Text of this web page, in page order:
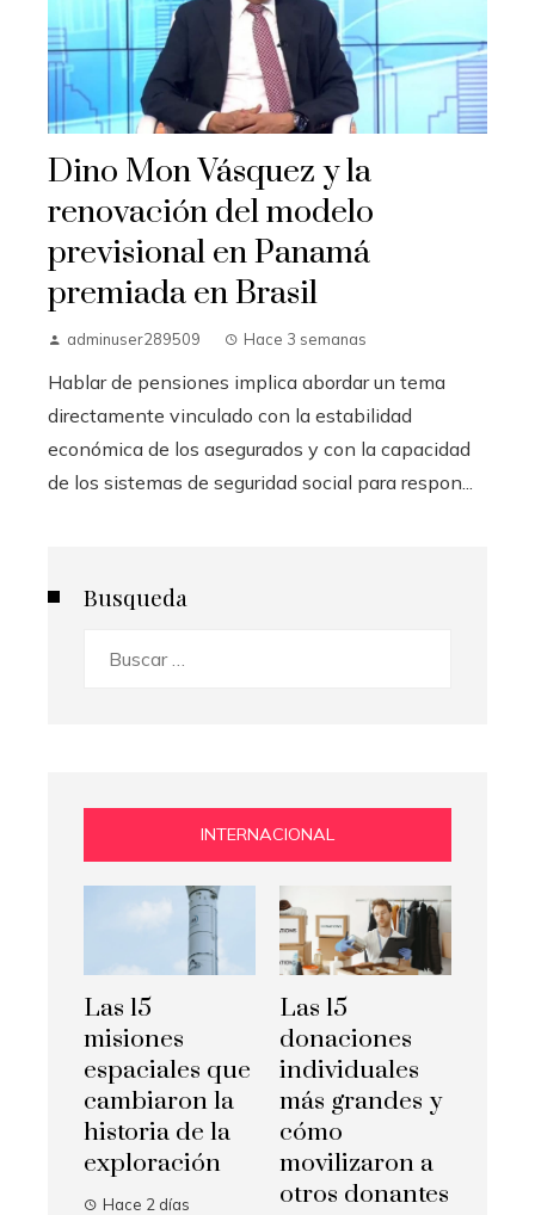
Dino Mon Vásquez y la
renovación del modelo
previsional en Panamá
premiada en Brasil
adminuser289509 Hace 3 semanas
Hablar de pensiones implica abordar un tema
directamente vinculado con la estabilidad
económica de los asegurados y con la capacidad
de los sistemas de seguridad social para respon...
Busqueda
INTERNACIONAL
Las 15
misiones
espaciales que
cambiaron la
historia de la
exploración
Hace 2 días
Las 15
donaciones
individuales
más grandes y
cómo
movilizaron a
otros donantes